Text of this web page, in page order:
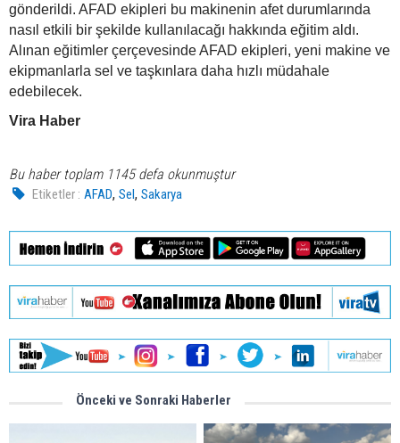
gönderildi. AFAD ekipleri bu makinenin afet durumlarında
nasıl etkili bir şekilde kullanılacağı hakkında eğitim aldı.
Alınan eğitimler çerçevesinde AFAD ekipleri, yeni makine ve
ekipmanlarla sel ve taşkınlara daha hızlı müdahale
edebilecek.
Vira Haber
Bu haber toplam 1145 defa okunmuştur
Etiketler : AFAD,Sel,Sakarya
Önceki ve Sonraki Haberler